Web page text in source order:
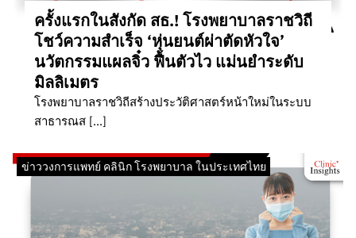
ครั้งแรกในสังกัด สธ.! โรงพยาบาลราชวิถี
โชว์ความสำเร็จ ‘หุ่นยนต์ผ่าตัดหัวใจ’
นวัตกรรมแผลจิ๋ว ฟื้นตัวไว แม่นยำระดับ
มิลลิเมตร
โรงพยาบาลราชวิถีสร้างประวัติศาสตร์หน้าใหม่ในระบบ
สาธารณส […]
ข่าววงการแพทย์ คลินิก โรงพยาบาล ในประเทศไทย